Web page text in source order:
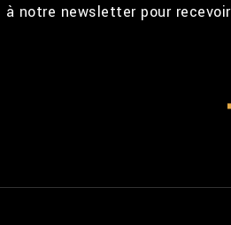
à notre newsletter pour